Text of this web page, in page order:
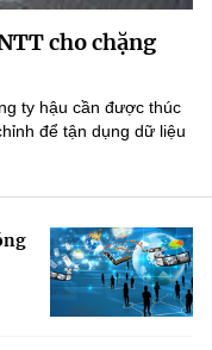
cho chặng
ty hậu cần được thúc
để tận dụng dữ liệu